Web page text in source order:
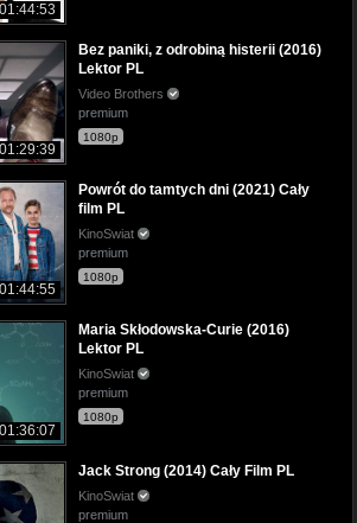
01:44:53
01:29:39
Bez paniki, z odrobiną histerii (2016)
Lektor PL
Video Brothers
premium
1080p
01:44:55
Powrót do tamtych dni (2021) Cały
film PL
KinoSwiat
premium
1080p
01:36:07
Maria Skłodowska-Curie (2016)
Lektor PL
KinoSwiat
premium
1080p
Jack Strong (2014) Cały Film PL
KinoSwiat
premium